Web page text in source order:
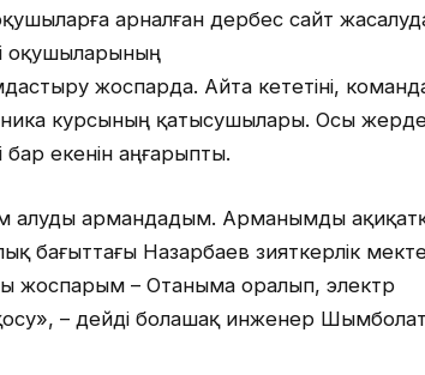
арналған дербес сайт
оқушыларының
жоспарда. Айта кететіні,
курсының қатысушылары. Осы
бар екенін аңғарыпты.
алуды армандадым. Арманымды
бағыттағы Назарбаев зияткерлік
жоспарым – Отаныма оралып, электр
– дейді болашақ инженер